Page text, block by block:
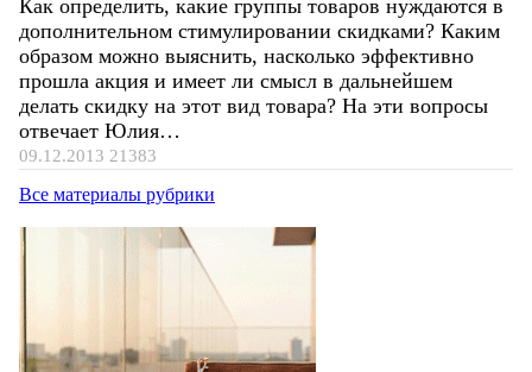
Как определить, какие группы товаров нуждаются в
дополнительном стимулировании скидками? Каким
образом можно выяснить, насколько эффективно
прошла акция и имеет ли смысл в дальнейшем
делать скидку на этот вид товара? На эти вопросы
отвечает Юлия…
09.12.2013 21383
Все материалы рубрики